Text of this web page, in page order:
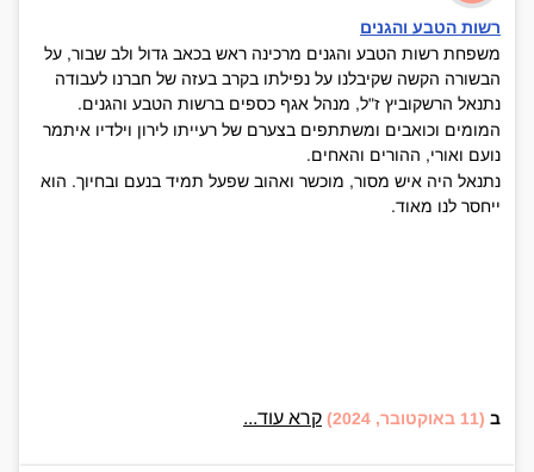
רשות הטבע והגנים
משפחת רשות הטבע והגנים מרכינה ראש בכאב גדול ולב שבור, על
הבשורה הקשה שקיבלנו על נפילתו בקרב בעזה של חברנו לעבודה
נתנאל הרשקוביץ ז"ל, מנהל אגף כספים ברשות הטבע והגנים.
המומים וכואבים ומשתתפים בצערם של רעייתו לירון וילדיו איתמר
נועם ואורי, ההורים והאחים.
נתנאל היה איש מסור, מוכשר ואהוב שפעל תמיד בנעם ובחיוך. הוא
ייחסר לנו מאוד.
ב (11 באוקטובר, 2024) קרא עוד...